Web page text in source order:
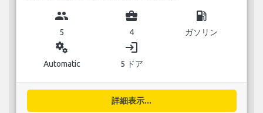
group
5
business_center
4
local_gas_station
ガソリン
miscellaneous_services
Automatic
login
5 ドア
詳細表示...